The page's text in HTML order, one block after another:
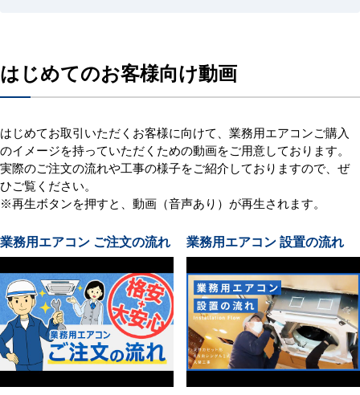
はじめてのお客様向け動画
はじめてお取引いただくお客様に向けて、業務用エアコンご購入
のイメージを持っていただくための動画をご用意しております。
実際のご注文の流れや工事の様子をご紹介しておりますので、ぜ
ひご覧ください。
※再生ボタンを押すと、動画（音声あり）が再生されます。
業務用エアコン ご注文の流れ 業務用エアコン 設置の流れ